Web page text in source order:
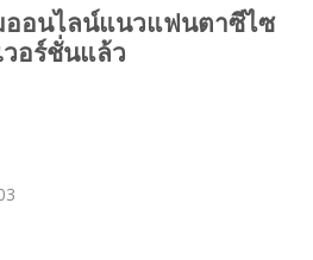
ออนไลน์แนวแฟนตาซีไซ
วอร์ชั่นแล้ว